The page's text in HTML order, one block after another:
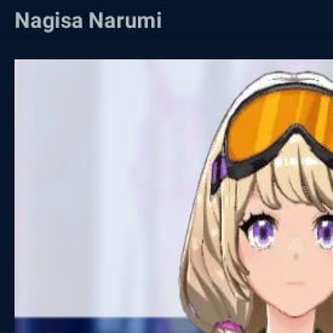
Nagisa Narumi